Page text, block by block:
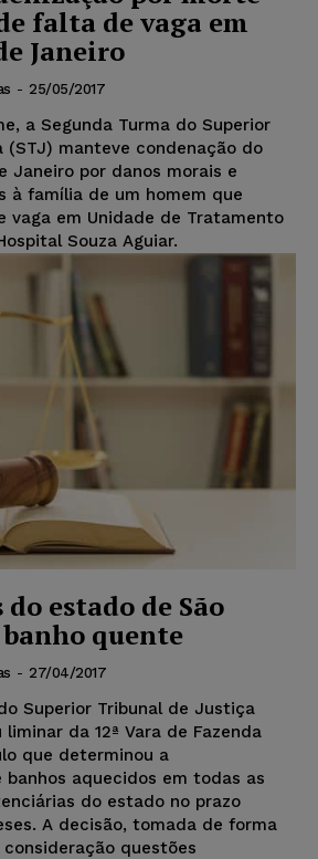
falta de vaga em
Janeiro
- 25/05/2017
a Segunda Turma do Superior
(STJ) manteve condenação do
Janeiro por danos morais e
à família de um homem que
vaga em Unidade de Tratamento
Souza Aguiar.
estado de São
quente
- 27/04/2017
Superior Tribunal de Justiça
da 12ª Vara de Fazenda
que determinou a
banhos aquecidos em todas as
do estado no prazo
A decisão, tomada de forma
questões